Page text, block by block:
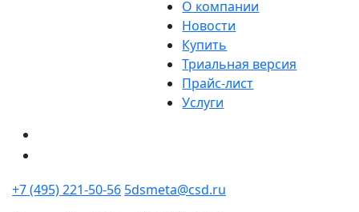
О компании
Новости
Купить
Триальная версия
Прайс-лист
Услуги
+7 (495) 221-50-56 5dsmeta@csd.ru